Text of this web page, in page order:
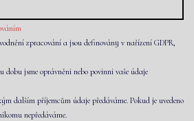
zpracování a jsou definovány v nařízení GDPR,
dobu jsme oprávněni nebo povinni vaše údaje
dalším příjemcům údaje předáváme. Pokud je uvedeno
nepředáváme.